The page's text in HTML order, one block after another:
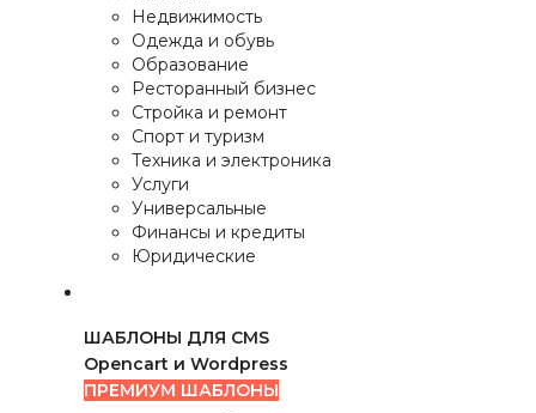
Недвижимость
Одежда и обувь
Образование
Ресторанный бизнес
Стройка и ремонт
Спорт и туризм
Техника и электроника
Услуги
Универсальные
Финансы и кредиты
Юридические
ШАБЛОНЫ ДЛЯ CMS
Opencart и Wordpress
ПРЕМИУМ ШАБЛОНЫ